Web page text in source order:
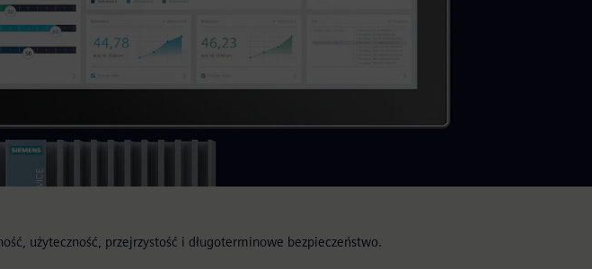
użyteczność, przejrzystość i długoterminowe bezpieczeństwo.